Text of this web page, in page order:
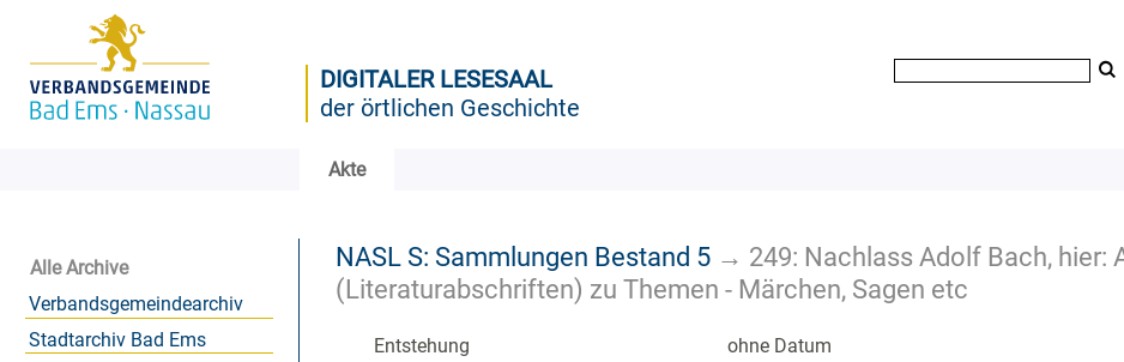
DIGITALER LESESAAL
der örtlichen Geschichte
Akte
Alle Archive
Verbandsgemeindearchiv
Stadtarchiv Bad Ems
NASL S: Sammlungen Bestand 5 → 249: Nachlass Adolf Bach, hier:
(Literaturabschriften) zu Themen - Märchen, Sagen etc
Entstehung
ohne Datum